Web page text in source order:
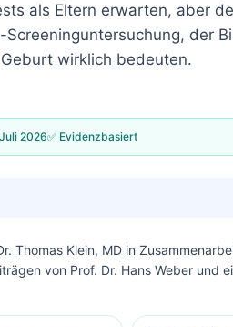
als Eltern erwarten, aber
der
wirklich bedeuten.
2026✅ Evidenzbasiert
Thomas Klein, MD in
von Prof. Dr. Hans Weber und